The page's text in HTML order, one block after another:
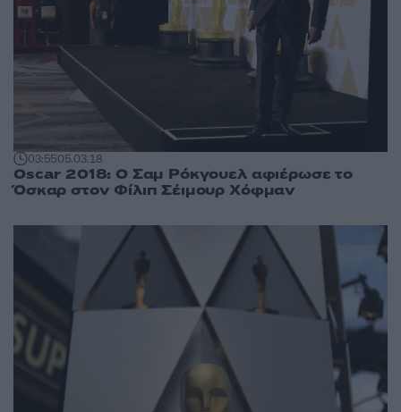
03:5505.03.18
Oscar 2018: Ο Σαμ Ρόκγουελ αφιέρωσε το
Όσκαρ στον Φίλιπ Σέιμουρ Χόφμαν